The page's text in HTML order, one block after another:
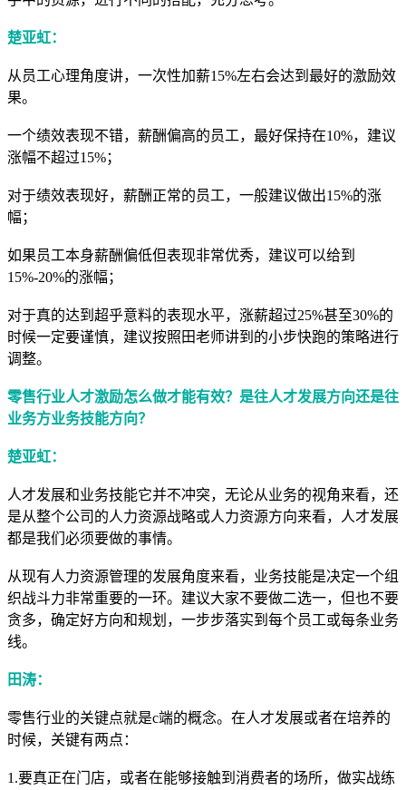
楚亚虹：
从员工心理角度讲，一次性加薪15%左右会达到最好的激励效
果。
一个绩效表现不错，薪酬偏高的员工，最好保持在10%，建议
涨幅不超过15%；
对于绩效表现好，薪酬正常的员工，一般建议做出15%的涨
幅；
如果员工本身薪酬偏低但表现非常优秀，建议可以给到
15%-20%的涨幅；
对于真的达到超乎意料的表现水平，涨薪超过25%甚至30%的
时候一定要谨慎，建议按照田老师讲到的小步快跑的策略进行
调整。
零售行业人才激励怎么做才能有效？是往人才发展方向还是往
业务方业务技能方向？
楚亚虹：
人才发展和业务技能它并不冲突，无论从业务的视角来看，还
是从整个公司的人力资源战略或人力资源方向来看，人才发展
都是我们必须要做的事情。
从现有人力资源管理的发展角度来看，业务技能是决定一个组
织战斗力非常重要的一环。建议大家不要做二选一，但也不要
贪多，确定好方向和规划，一步步落实到每个员工或每条业务
线。
田涛：
零售行业的关键点就是c端的概念。在人才发展或者在培养的
时候，关键有两点：
1.要真正在门店，或者在能够接触到消费者的场所，做实战练